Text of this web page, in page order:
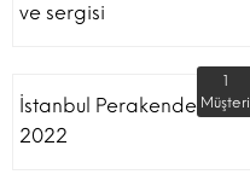
ve sergisi
İstanbul Perakende Fuarı
2022
1
Müşteri